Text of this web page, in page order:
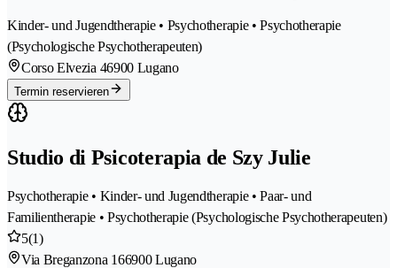
Kinder- und Jugendtherapie • Psychotherapie • Psychotherapie
(Psychologische Psychotherapeuten)
Corso Elvezia 46900 Lugano
Termin reservieren
Studio di Psicoterapia de Szy Julie
Psychotherapie • Kinder- und Jugendtherapie • Paar- und
Familientherapie • Psychotherapie (Psychologische Psychotherapeuten)
5(1)
Via Breganzona 166900 Lugano